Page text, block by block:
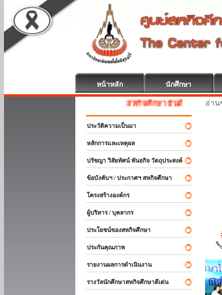
หน้าหลัก นักศึกษา
สหกิจศึกษา ยินดีต้อนรับ
ประวัติความเป็นมา
หลักการและเหตุผล
ปรัชญา วิสัยทัศน์ พันธกิจ วัตถุประสงค์
ข้อบังคับฯ / ประกาศฯ สหกิจศึกษา
โครงสร้างองค์กร
ผู้บริหาร / บุคลากร
ประโยชน์ของสหกิจศึกษา
ประกันคุณภาพ
รายงานผลการดำเนินงาน
รางวัลนักศึกษาสหกิจศึกษาดีเด่น
อ่าน